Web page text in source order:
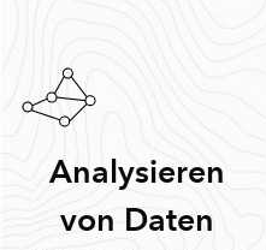
Analysieren
von Daten